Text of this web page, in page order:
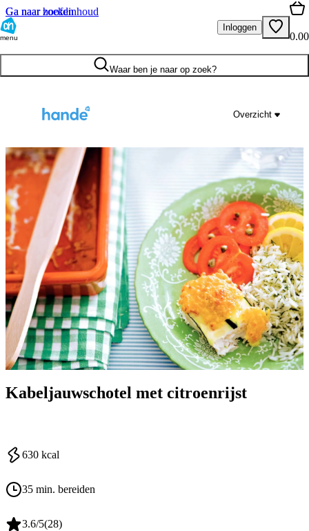
Ga naar hoofdinhoud
Ga naar zoeken
menu
Inloggen
0.00
Waar ben je naar op zoek?
Overzicht
Kabeljauwschotel met citroenrijst
630 kcal
35 min. bereiden
3.6/5(28)